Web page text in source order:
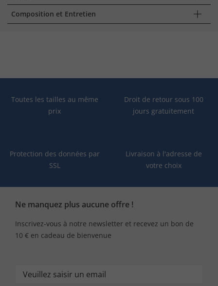
Composition et Entretien
Toutes les tailles au même
prix
Droit de retour sous 100
jours gratuitement
Protection des données par
SSL
Livraison à l'adresse de
votre choix
Ne manquez plus aucune offre !
Inscrivez-vous à notre newsletter et recevez un bon de
10 € en cadeau de bienvenue